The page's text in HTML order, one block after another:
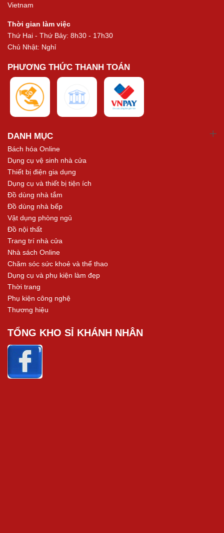
Vietnam
Thời gian làm việc
Thứ Hai - Thứ Bảy: 8h30 - 17h30
Chủ Nhật: Nghỉ
PHƯƠNG THỨC THANH TOÁN
DANH MỤC
Bách hóa Online
Dụng cụ vệ sinh nhà cửa
Thiết bị điện gia dụng
Dụng cụ và thiết bị tiện ích
Đồ dùng nhà tắm
Đồ dùng nhà bếp
Vật dụng phòng ngủ
Đồ nội thất
Trang trí nhà cửa
Nhà sách Online
Chăm sóc sức khoẻ và thể thao
Dụng cụ và phụ kiện làm đẹp
Thời trang
Phụ kiện công nghệ
Thương hiệu
TỔNG KHO SỈ KHÁNH NHÂN